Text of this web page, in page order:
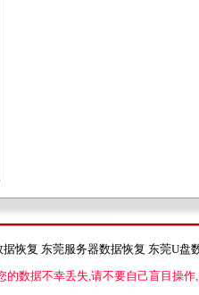
恢复 东莞服务器数据恢复 东莞U
的数据不幸丢失,请不要自己盲目操